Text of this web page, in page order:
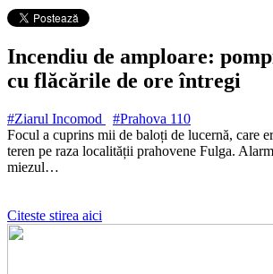
Incendiu de amploare:
cu flăcările de ore întregi
#Ziarul Incomod #Prahova 110
Focul a cuprins mii de baloți de lucernă, care
teren pe raza localității prahovene Fulga.
miezul…
Citeste stirea aici